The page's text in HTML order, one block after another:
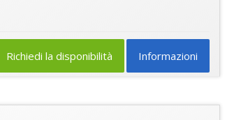
Informazioni
Richiedi la disponibilità